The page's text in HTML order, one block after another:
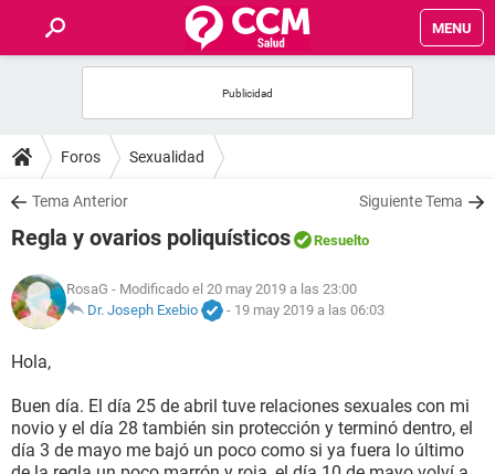
MENU
FOROS
SALUD
FAMILIA
NUTRICIÓN
BIENESTAR
SEXUALIDAD
Foros Sexualidad
Tema Anterior Siguiente Tema
Regla y ovarios poliquísticos Resuelto
RosaG - Modificado el 20 may 2019 a las 23:00
Dr. Joseph Exebio
- 19 may 2019 a las 06:03
Hola,
Buen día. El día 25 de abril tuve relaciones sexuales con mi
novio y el día 28 también sin protección y terminó dentro, el
día 3 de mayo me bajó un poco como si ya fuera lo último